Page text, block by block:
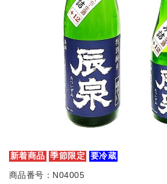
新着商品 季節限定
要冷蔵
商品番号：N04005